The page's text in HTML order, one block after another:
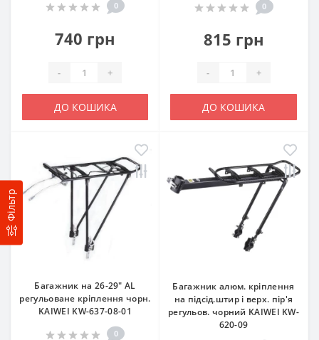
Фільтр
0
740 грн
- +
ДО КОШИКА
0
815 грн
- +
ДО КОШИКА
Багажник на 26-29" AL
регульоване кріплення чорн.
KAIWEI KW-637-08-01
0
Багажник алюм. кріплення
на підсід.штир і верх. пір'я
регульов. чорний KAIWEI KW-
620-09